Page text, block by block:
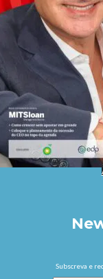
301
de
às
Subscreva e